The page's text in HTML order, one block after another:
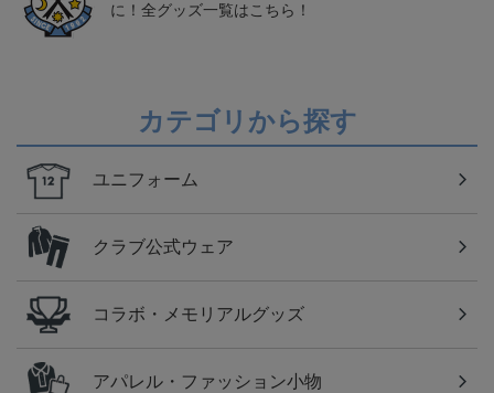
に！全グッズ一覧はこちら！
カテゴリから探す
ユニフォーム
クラブ公式ウェア
コラボ・メモリアルグッズ
アパレル・ファッション小物